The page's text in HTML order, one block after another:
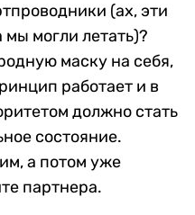
(ах, эти
могли летать)?
маску на себя,
работает и в
должно стать
состояние.
а потом уже
партнера.